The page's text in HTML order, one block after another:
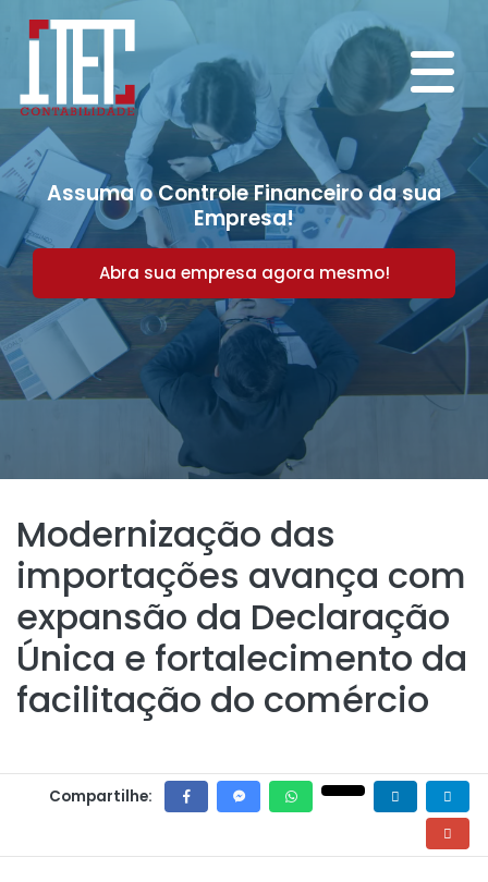
Assuma o Controle Financeiro da sua
Empresa!
Abra sua empresa agora mesmo!
Modernização das
importações avança com
expansão da Declaração
Única e fortalecimento da
facilitação do comércio
Compartilhe: